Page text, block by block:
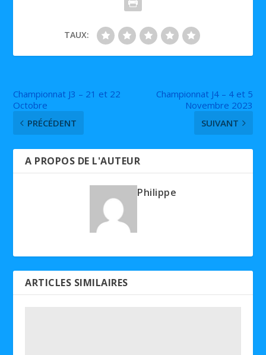
TAUX:
Championnat J3 – 21 et 22
Octobre
PRÉCÉDENT
Championnat J4 – 4 et 5
Novembre 2023
SUIVANT
A PROPOS DE L'AUTEUR
Philippe
ARTICLES SIMILAIRES